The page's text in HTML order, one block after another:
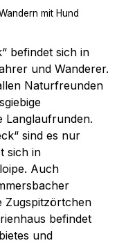
mit Hund
befindet sich in
und Wanderer.
Naturfreunden
Langlaufrunden.
sind es nur
sich in
Auch
Zugspitzörtchen
befindet
und